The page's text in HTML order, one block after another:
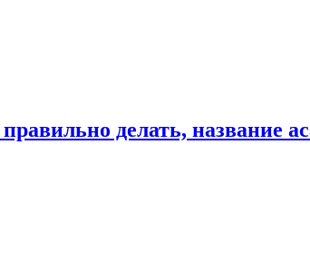
делать, название